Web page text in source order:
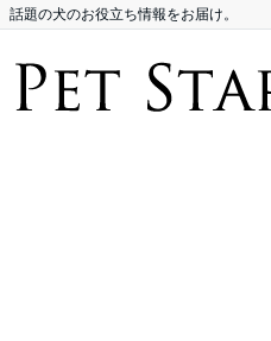
話題の犬のお役立ち情報をお届け。